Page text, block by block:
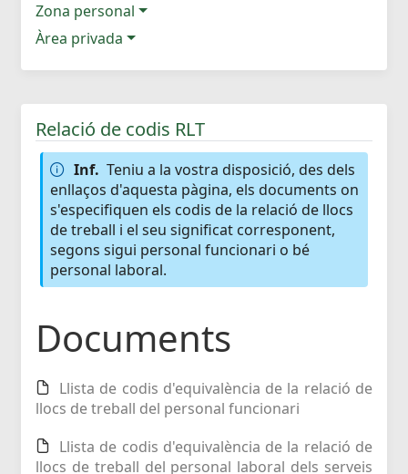
Zona personal
Àrea privada
Relació de codis RLT
Inf. Teniu a la vostra disposició, des dels
enllaços d'aquesta pàgina, els documents on
s'especifiquen els codis de la relació de llocs
de treball i el seu significat corresponent,
segons sigui personal funcionari o bé
personal laboral.
Documents
Llista de codis d'equivalència de la relació de
llocs de treball del personal funcionari
Llista de codis d'equivalència de la relació de
llocs de treball del personal laboral dels serveis